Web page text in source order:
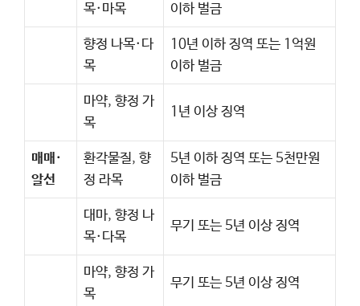
목·마목 이하 벌금
향정 나목·다
목
10년 이하 징역 또는 1억원
이하 벌금
마약, 향정 가
목
1년 이상 징역
매매·
알선
환각물질, 향
정 라목
5년 이하 징역 또는 5천만원
이하 벌금
대마, 향정 나
목·다목
무기 또는 5년 이상 징역
마약, 향정 가
목
무기 또는 5년 이상 징역